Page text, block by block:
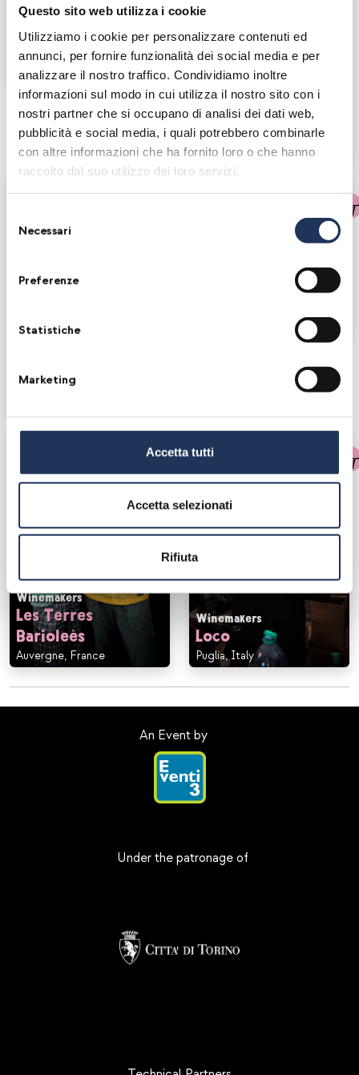
Questo sito web utilizza i cookie
Utilizziamo i cookie per personalizzare contenuti ed
annunci, per fornire funzionalità dei social media e per
analizzare il nostro traffico. Condividiamo inoltre
informazioni sul modo in cui utilizza il nostro sito con i
nostri partner che si occupano di analisi dei dati web,
pubblicità e social media, i quali potrebbero combinarle
con altre informazioni che ha fornito loro o che hanno
raccolto dal suo utilizzo dei loro servizi.
delNecessari
Preferenze
Statistiche
Marketing
Accetta tutti
Accetta selezionati
Rifiuta
Winemakers
Le Raisin et L’Ange
Ardèche, France
Winemakers
Le Temps Fait Tout
Languedoc-Roussillon,
France
Léo Dirringer
Winemakers
Les Terres
Barioleès
Auvergne, France
Winemakers
Loco
Puglia, Italy
An Event by
Under the patronage of